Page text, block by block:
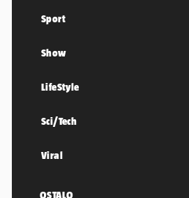
Sport
Show
LifeStyle
Sci/Tech
Viral
OSTALO